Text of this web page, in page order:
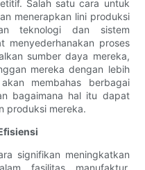
Salah satu cara untuk
menerapkan lini produksi
teknologi dan sistem
menyederhanakan proses
sumber daya mereka,
mereka dengan lebih
membahas berbagai
bagaimana hal itu dapat
produksi mereka.
signifikan meningkatkan